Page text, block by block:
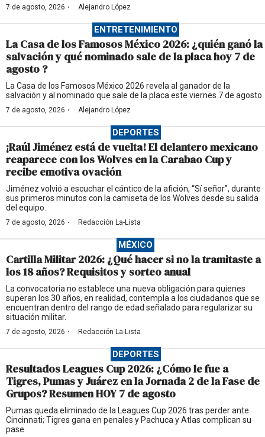
7 de agosto, 2026 · Alejandro López
ENTRETENIMIENTO
La Casa de los Famosos México 2026: ¿quién ganó la
salvación y qué nominado sale de la placa hoy 7 de
agosto ?
La Casa de los Famosos México 2026 revela al ganador de la
salvación y al nominado que sale de la placa este viernes 7 de agosto.
7 de agosto, 2026 · Alejandro López
DEPORTES
¡Raúl Jiménez está de vuelta! El delantero mexicano
reaparece con los Wolves en la Carabao Cup y
recibe emotiva ovación
Jiménez volvió a escuchar el cántico de la afición, “Sí señor”, durante
sus primeros minutos con la camiseta de los Wolves desde su salida
del equipo.
7 de agosto, 2026 · Redacción La-Lista
MÉXICO
Cartilla Militar 2026: ¿Qué hacer si no la tramitaste a
los 18 años? Requisitos y sorteo anual
La convocatoria no establece una nueva obligación para quienes
superan los 30 años, en realidad, contempla a los ciudadanos que se
encuentran dentro del rango de edad señalado para regularizar su
situación militar.
7 de agosto, 2026 · Redacción La-Lista
DEPORTES
Resultados Leagues Cup 2026: ¿Cómo le fue a
Tigres, Pumas y Juárez en la Jornada 2 de la Fase de
Grupos? Resumen HOY 7 de agosto
Pumas queda eliminado de la Leagues Cup 2026 tras perder ante
Cincinnati; Tigres gana en penales y Pachuca y Atlas complican su
pase.